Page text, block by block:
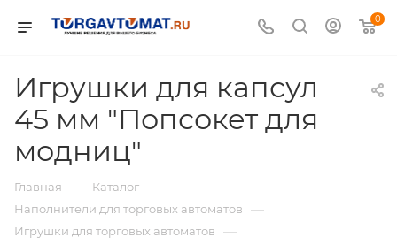
0
Игрушки для капсул
45 мм "Попсокет для
модниц"
Главная — Каталог —
Наполнители для торговых автоматов —
Игрушки для торговых автоматов —